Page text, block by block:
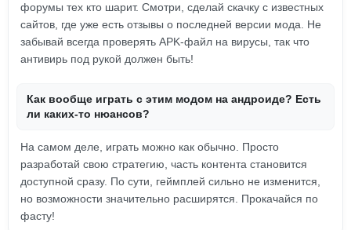
форумы тех кто шарит. Смотри, сделай скачку с известных
сайтов, где уже есть отзывы о последней версии мода. Не
забывай всегда проверять APK-файл на вирусы, так что
антивирь под рукой должен быть!
Как вообще играть с этим модом на андроиде? Есть
ли каких-то нюансов?
На самом деле, играть можно как обычно. Просто
разработай свою стратегию, часть контента становится
доступной сразу. По сути, геймплей сильно не изменится,
но возможности значительно расширятся. Прокачайся по
фасту!